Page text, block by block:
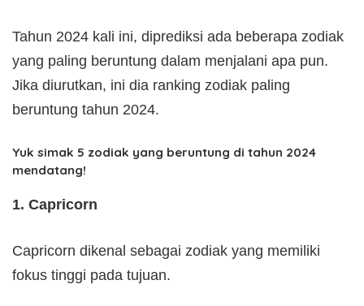
Tahun 2024 kali ini, diprediksi ada beberapa zodiak
yang paling beruntung dalam menjalani apa pun.
Jika diurutkan, ini dia ranking zodiak paling
beruntung tahun 2024.
Yuk simak 5 zodiak yang beruntung di tahun 2024
mendatang!
1. Capricorn
Capricorn dikenal sebagai zodiak yang memiliki
fokus tinggi pada tujuan.